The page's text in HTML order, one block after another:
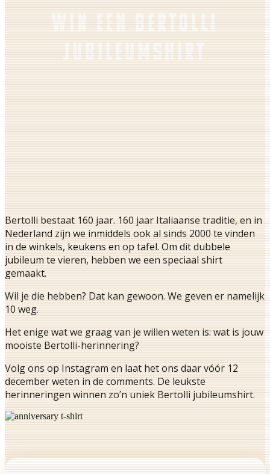
WIN EEN BERTOLLI
JUBILEUMSHIRT
Bertolli bestaat 160 jaar. 160 jaar Italiaanse traditie, en in
Nederland zijn we inmiddels ook al sinds 2000 te vinden
in de winkels, keukens en op tafel. Om dit dubbele
jubileum te vieren, hebben we een speciaal shirt
gemaakt.
Wil je die hebben? Dat kan gewoon. We geven er namelijk
10 weg.
Het enige wat we graag van je willen weten is: wat is jouw
mooiste Bertolli-herinnering?
Volg ons op Instagram en laat het ons daar vóór 12
december weten in de comments. De leukste
herinneringen winnen zo’n uniek Bertolli jubileumshirt.